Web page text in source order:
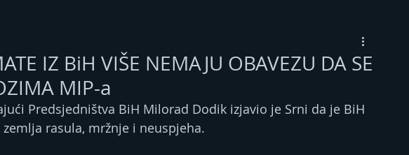
IZ BiH VIŠE NEMAJU OBAVEZU DA SE
MIP-a
Predsjedništva BiH Milorad Dodik izjavio je Srni da je BiH
rasula, mržnje i neuspjeha.